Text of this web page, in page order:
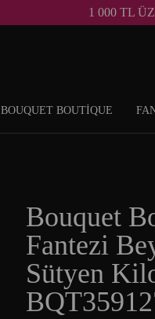
1 000 TL
BOUQUET BOUTİQUE
Bouquet
Fantezi
Sütyen